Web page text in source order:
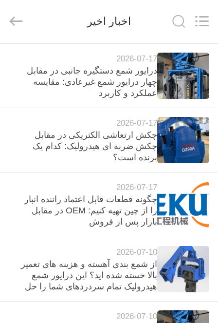
صفحه
اصلی
محصولات
نمایش
واقعیت
مجازی
درباره
ما
تور
کارخانه
کنترل
کیفیت
Machinery
Co.,
اخبار اخیر
2026-07-17
درایور شمع دستگیره جانبی در مقابل
چهار درایور شمع غیرعادی: مقایسه
عملکرد و کاربرد
2026-07-17
چکش ارتعاشی الکتریکی در مقابل
چکش ضربه ای هیدرولیک: کدام یک
برنده است؟
2026-07-17
چگونه قطعات قابل اعتماد راننده انبار
را از چین تهیه کنیم: OEM در مقابل
بازار پس از فروش
2026-07-10
از شمع بندی آهسته و هزینه های تعمیر
بالا خسته شده اید؟ این درایور شمع
هیدرولیک تمام سردردهای شما را حل
2026-07-10